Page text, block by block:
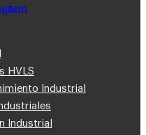
HVLS
Industrial
Industrial